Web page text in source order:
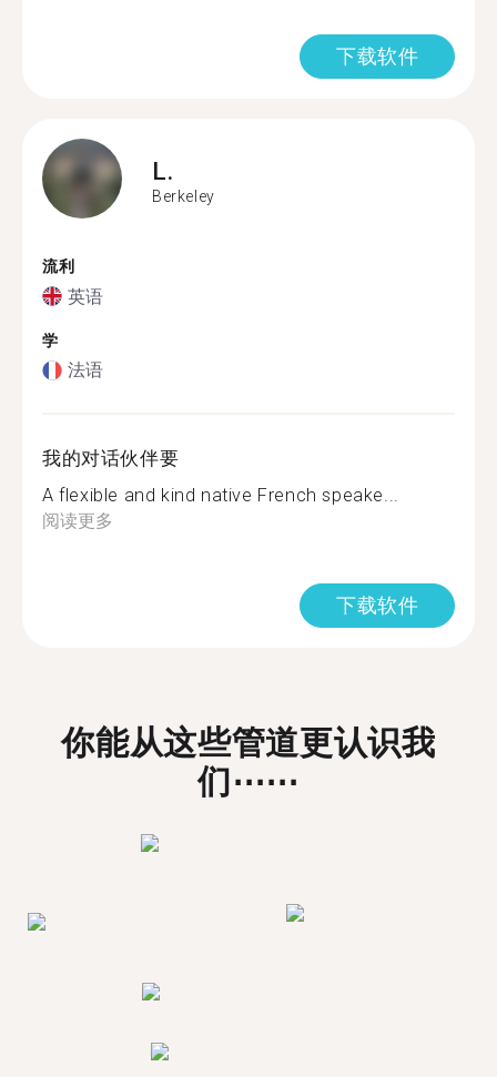
下载软件
L.
Berkeley
流利
英语
学
法语
我的对话伙伴要
A flexible and kind native French speake...
阅读更多
下载软件
你能从这些管道更认识我
们⋯⋯